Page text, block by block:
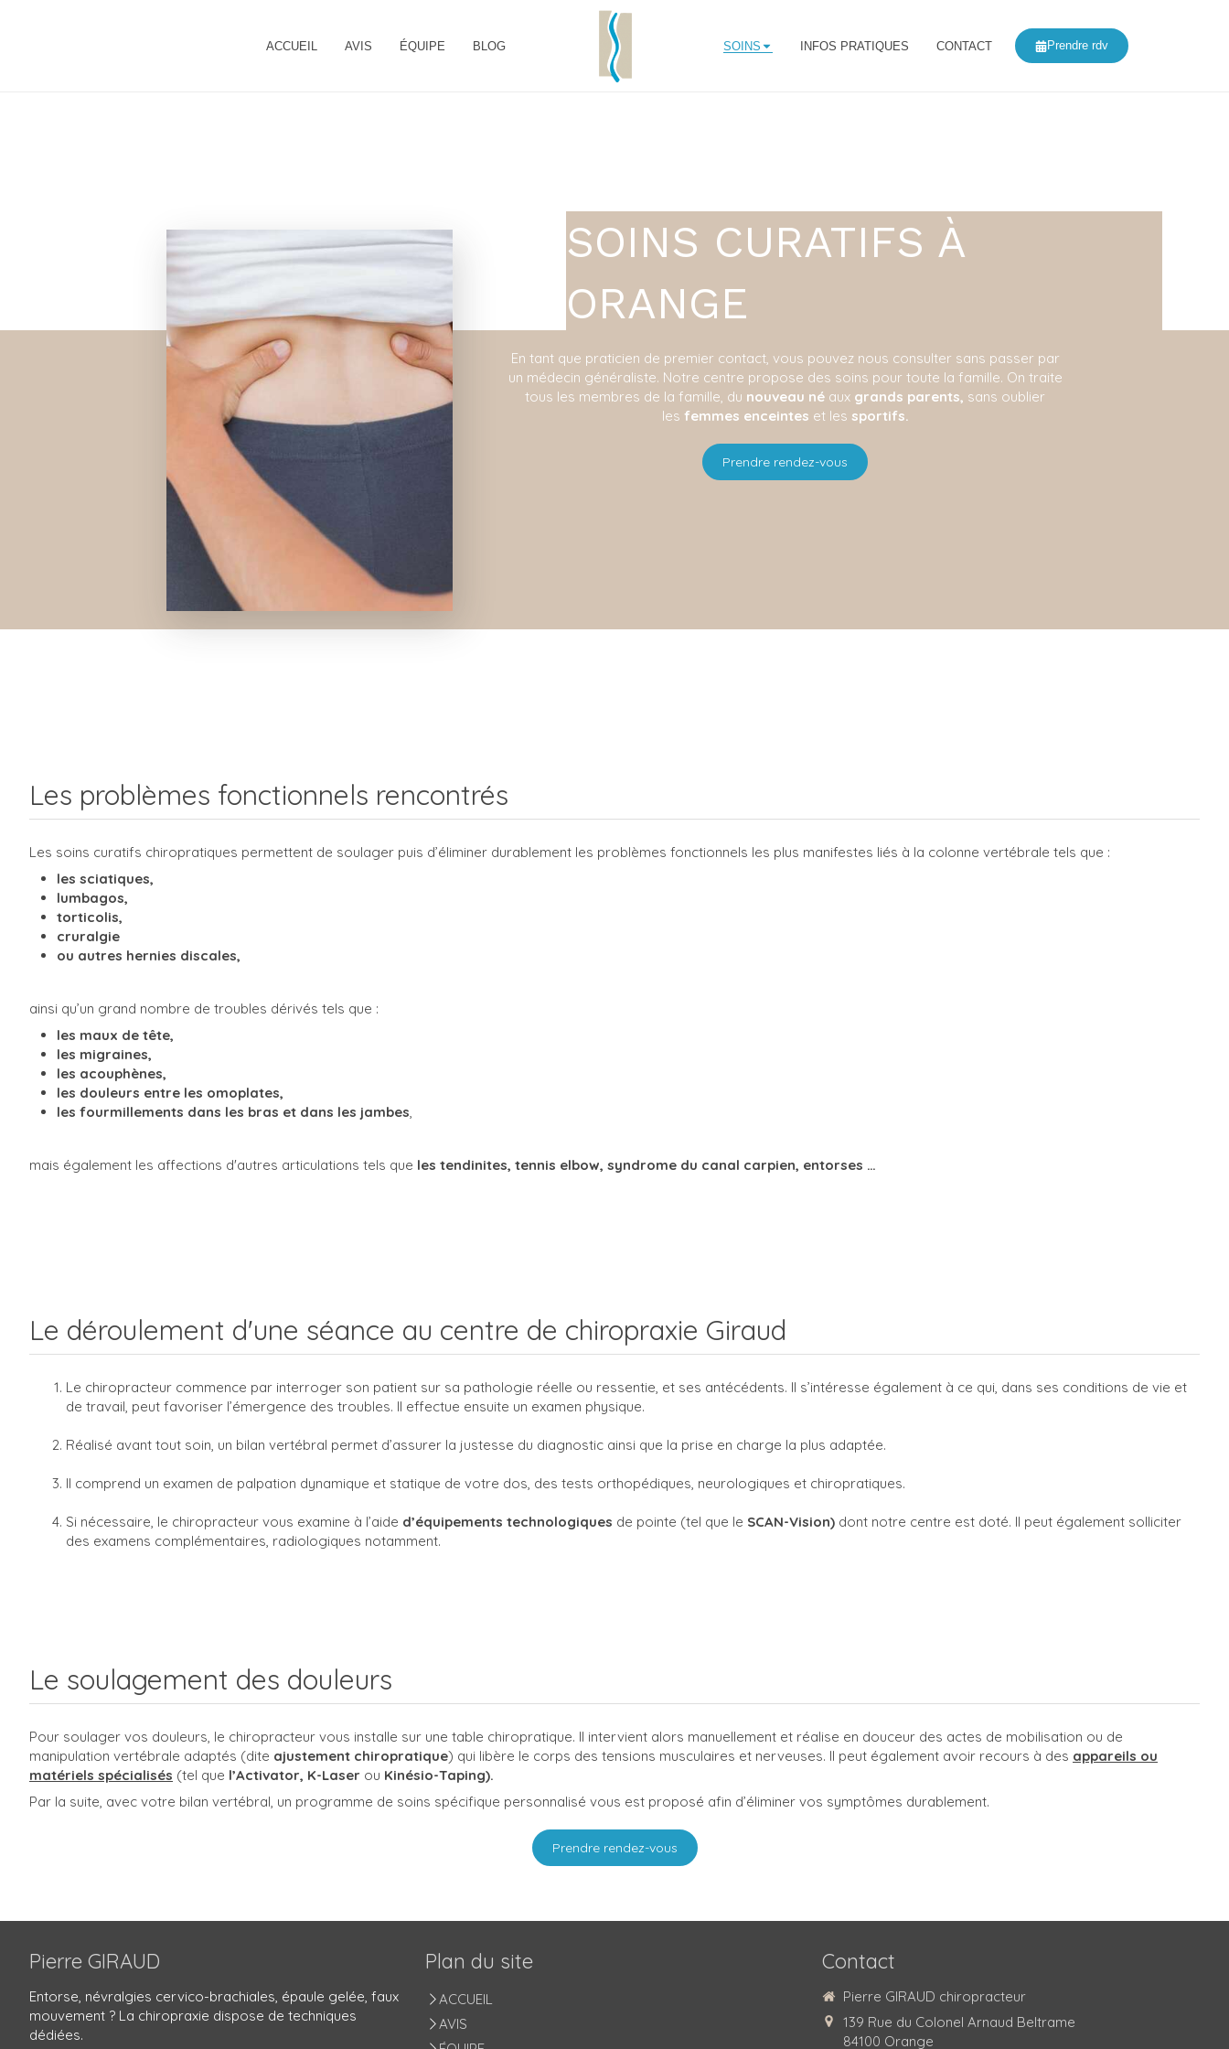
ACCUEIL AVIS ÉQUIPE BLOG SOINS INFOS PRATIQUES CONTACT Prendre rdv
SOINS CURATIFS À
ORANGE
En tant que praticien de premier contact, vous pouvez nous consulter sans passer par
un médecin généraliste. Notre centre propose des soins pour toute la famille. On traite
tous les membres de la famille, du nouveau né aux grands parents, sans oublier
les femmes enceintes et les sportifs.
Prendre rendez-vous
Les problèmes fonctionnels rencontrés
Les soins curatifs chiropratiques permettent de soulager puis d’éliminer durablement les problèmes fonctionnels les plus manifestes liés à la colonne vertébrale tels que :
les sciatiques,
lumbagos,
torticolis,
cruralgie
ou autres hernies discales,
ainsi qu’un grand nombre de troubles dérivés tels que :
les maux de tête,
les migraines,
les acouphènes,
les douleurs entre les omoplates,
les fourmillements dans les bras et dans les jambes,
mais également les affections d'autres articulations tels que les tendinites, tennis elbow, syndrome du canal carpien, entorses …
Le déroulement d'une séance au centre de chiropraxie Giraud
Le chiropracteur commence par interroger son patient sur sa pathologie réelle ou ressentie, et ses antécédents. Il s’intéresse également à ce qui, dans ses conditions de vie et
de travail, peut favoriser l’émergence des troubles. Il effectue ensuite un examen physique.
Réalisé avant tout soin, un bilan vertébral permet d’assurer la justesse du diagnostic ainsi que la prise en charge la plus adaptée.
Il comprend un examen de palpation dynamique et statique de votre dos, des tests orthopédiques, neurologiques et chiropratiques.
Si nécessaire, le chiropracteur vous examine à l’aide d’équipements technologiques de pointe (tel que le SCAN-Vision) dont notre centre est doté. Il peut également solliciter
des examens complémentaires, radiologiques notamment.
Le soulagement des douleurs
Pour soulager vos douleurs, le chiropracteur vous installe sur une table chiropratique. Il intervient alors manuellement et réalise en douceur des actes de mobilisation ou de
manipulation vertébrale adaptés (dite ajustement chiropratique) qui libère le corps des tensions musculaires et nerveuses. Il peut également avoir recours à des appareils ou
matériels spécialisés (tel que l’Activator, K-Laser ou Kinésio-Taping).
Par la suite, avec votre bilan vertébral, un programme de soins spécifique personnalisé vous est proposé afin d’éliminer vos symptômes durablement.
Prendre rendez-vous
Pierre GIRAUD
Entorse, névralgies cervico-brachiales, épaule gelée, faux
mouvement ? La chiropraxie dispose de techniques
dédiées.
Plan du site
ACCUEIL
AVIS
Contact
Pierre GIRAUD chiropracteur
139 Rue du Colonel Arnaud Beltrame
84100 Orange